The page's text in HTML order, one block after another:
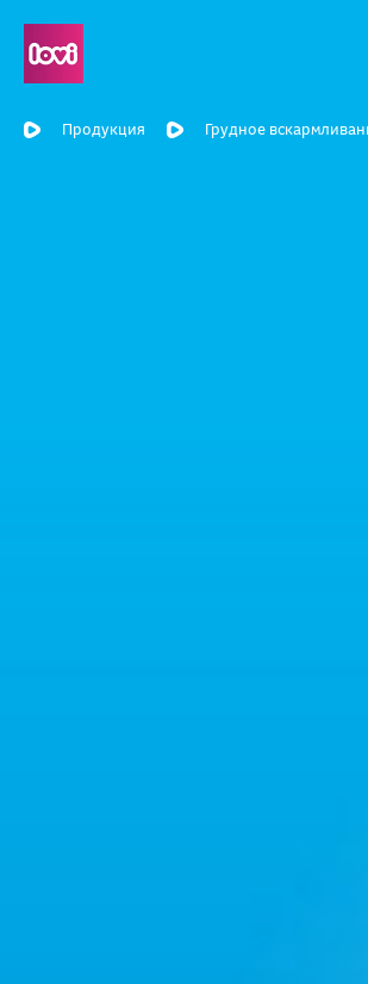
Продукция Грудное